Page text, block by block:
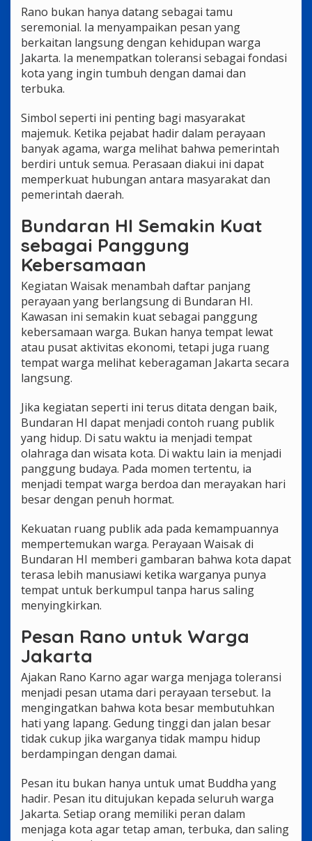
Rano bukan hanya datang sebagai tamu
seremonial. Ia menyampaikan pesan yang
berkaitan langsung dengan kehidupan warga
Jakarta. Ia menempatkan toleransi sebagai fondasi
kota yang ingin tumbuh dengan damai dan
terbuka.
Simbol seperti ini penting bagi masyarakat
majemuk. Ketika pejabat hadir dalam perayaan
banyak agama, warga melihat bahwa pemerintah
berdiri untuk semua. Perasaan diakui ini dapat
memperkuat hubungan antara masyarakat dan
pemerintah daerah.
Bundaran HI Semakin Kuat
sebagai Panggung
Kebersamaan
Kegiatan Waisak menambah daftar panjang
perayaan yang berlangsung di Bundaran HI.
Kawasan ini semakin kuat sebagai panggung
kebersamaan warga. Bukan hanya tempat lewat
atau pusat aktivitas ekonomi, tetapi juga ruang
tempat warga melihat keberagaman Jakarta secara
langsung.
Jika kegiatan seperti ini terus ditata dengan baik,
Bundaran HI dapat menjadi contoh ruang publik
yang hidup. Di satu waktu ia menjadi tempat
olahraga dan wisata kota. Di waktu lain ia menjadi
panggung budaya. Pada momen tertentu, ia
menjadi tempat warga berdoa dan merayakan hari
besar dengan penuh hormat.
Kekuatan ruang publik ada pada kemampuannya
mempertemukan warga. Perayaan Waisak di
Bundaran HI memberi gambaran bahwa kota dapat
terasa lebih manusiawi ketika warganya punya
tempat untuk berkumpul tanpa harus saling
menyingkirkan.
Pesan Rano untuk Warga
Jakarta
Ajakan Rano Karno agar warga menjaga toleransi
menjadi pesan utama dari perayaan tersebut. Ia
mengingatkan bahwa kota besar membutuhkan
hati yang lapang. Gedung tinggi dan jalan besar
tidak cukup jika warganya tidak mampu hidup
berdampingan dengan damai.
Pesan itu bukan hanya untuk umat Buddha yang
hadir. Pesan itu ditujukan kepada seluruh warga
Jakarta. Setiap orang memiliki peran dalam
menjaga kota agar tetap aman, terbuka, dan saling